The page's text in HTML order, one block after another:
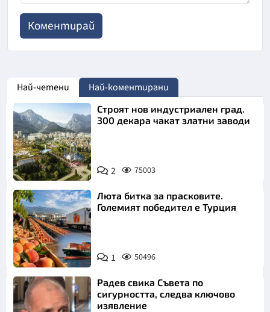
Най-четени Най-коментирани
Строят нов индустриален град.
300 декара чакат златни заводи
2 75003
Люта битка за прасковите.
Големият победител е Турция
1 50496
Радев свика Съвета по
сигурността, следва ключово
изявление